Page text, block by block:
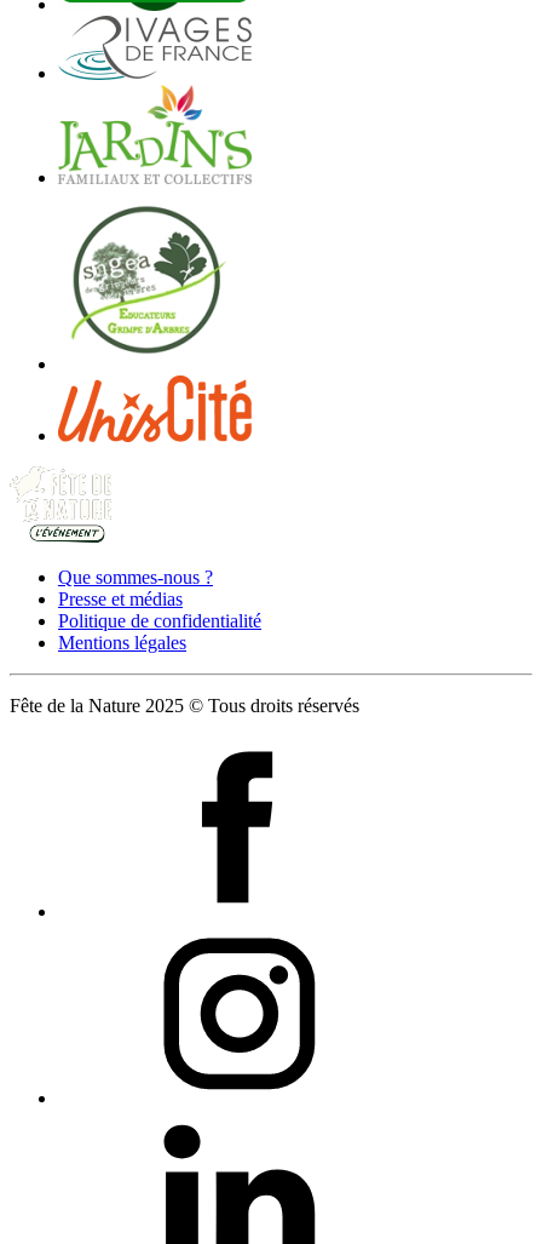
Que sommes-nous ?
Presse et médias
Politique de confidentialité
Mentions légales
Fête de la Nature 2025 © Tous droits réservés